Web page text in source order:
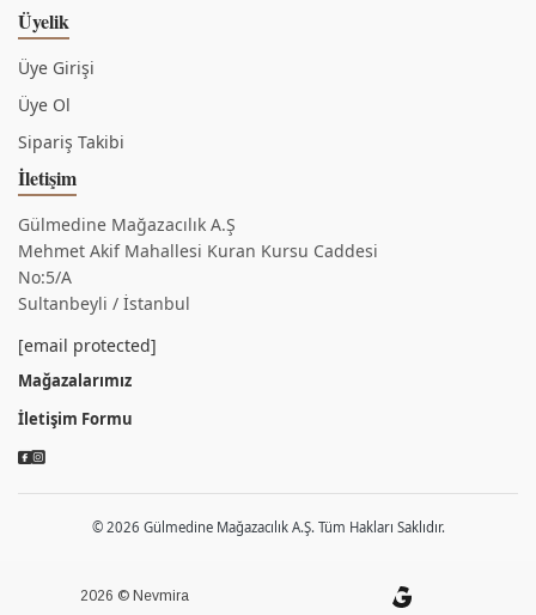
Üyelik
Üye Girişi
Üye Ol
Sipariş Takibi
İletişim
Gülmedine Mağazacılık A.Ş
Mehmet Akif Mahallesi Kuran Kursu Caddesi
No:5/A
Sultanbeyli / İstanbul
[email protected]
Mağazalarımız
İletişim Formu
© 2026 Gülmedine Mağazacılık A.Ş. Tüm Hakları Saklıdır.
2026 © Nevmira